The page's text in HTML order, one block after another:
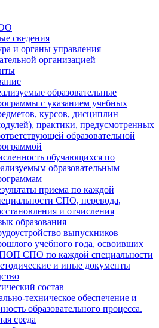
сведения
и органы управления
организацией
образовательные
с указанием учебных
курсов, дисциплин
практики, предусмотренных
образовательной
обучающихся по
образовательным
приема по каждой
СПО, перевода,
и отчисления
образования
выпускников
учебного года, освоивших
СПО по каждой специальности
и иные документы
состав
техническое обеспечение и
образовательного процесса.
среда